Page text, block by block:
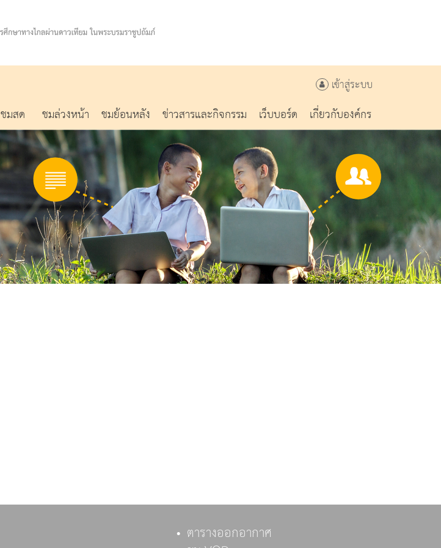
เข้าสู่ระบบ
ชมสด ชมล่วงหน้า ชมย้อนหลัง ข่าวสารและกิจกรรม เว็บบอร์ด เกี่ยวกับองค์กร
ตารางออกอากาศ